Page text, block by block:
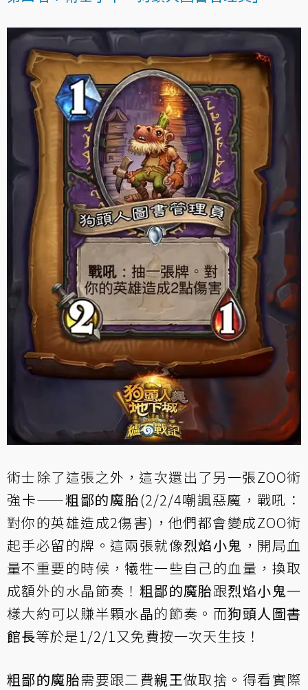
術士除了這張之外，這次還出了另一張ZOO術
強卡——粗鄙的魔胎(2/2/4嘲諷惡魔，戰吼：
對你的英雄造成2傷害)，他們都會變成ZOO術
起手必留的牌。這兩張就像烈焰小鬼 ，開局血
量不重要的時候，犧牲一些自己的血量，換取
成額外的水晶節奏！ 粗鄙的魔胎跟烈焰小鬼一
樣大約可以賺半顆水晶的節奏。而狗頭人圖書
館長等於是1/2/1又免費按一次天生技！
粗鄙的魔胎需要跟二費親王做取捨。得看實際